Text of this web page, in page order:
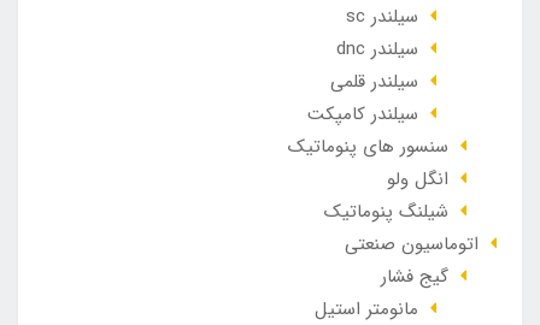
سیلندر sc
سیلندر dnc
سیلندر قلمی
سیلندر کامپکت
سنسور های پنوماتیک
انگل ولو
شیلنگ پنوماتیک
اتوماسیون صنعتی
گیج فشار
مانومتر استیل